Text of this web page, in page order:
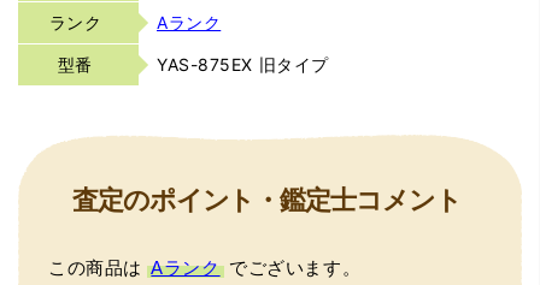
ランク Aランク
型番 YAS-875EX 旧タイプ
査定のポイント・鑑定士コメント
この商品はAランクでございます。